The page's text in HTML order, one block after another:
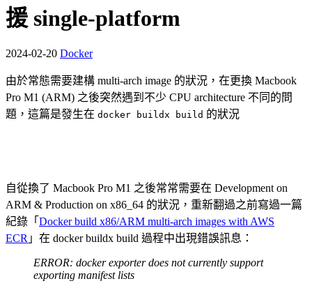
援 single-platform
2024-02-20 Docker
由於常態需要建構 multi-arch image 的狀況，在更換 Macbook
Pro M1 (ARM) 之後突然遇到不少 CPU architecture 不同的問
題，這篇是發生在 docker buildx build 的狀況
自從換了 Macbook Pro M1 之後常常需要在 Development on
ARM & Production on x86_64 的狀況，重新翻過之前寫過一篇
紀錄「 Docker build x86/ARM multi-arch images with AWS
ECR 」在 docker buildx build 過程中出現錯誤訊息：
ERROR: docker exporter does not currently support
exporting manifest lists